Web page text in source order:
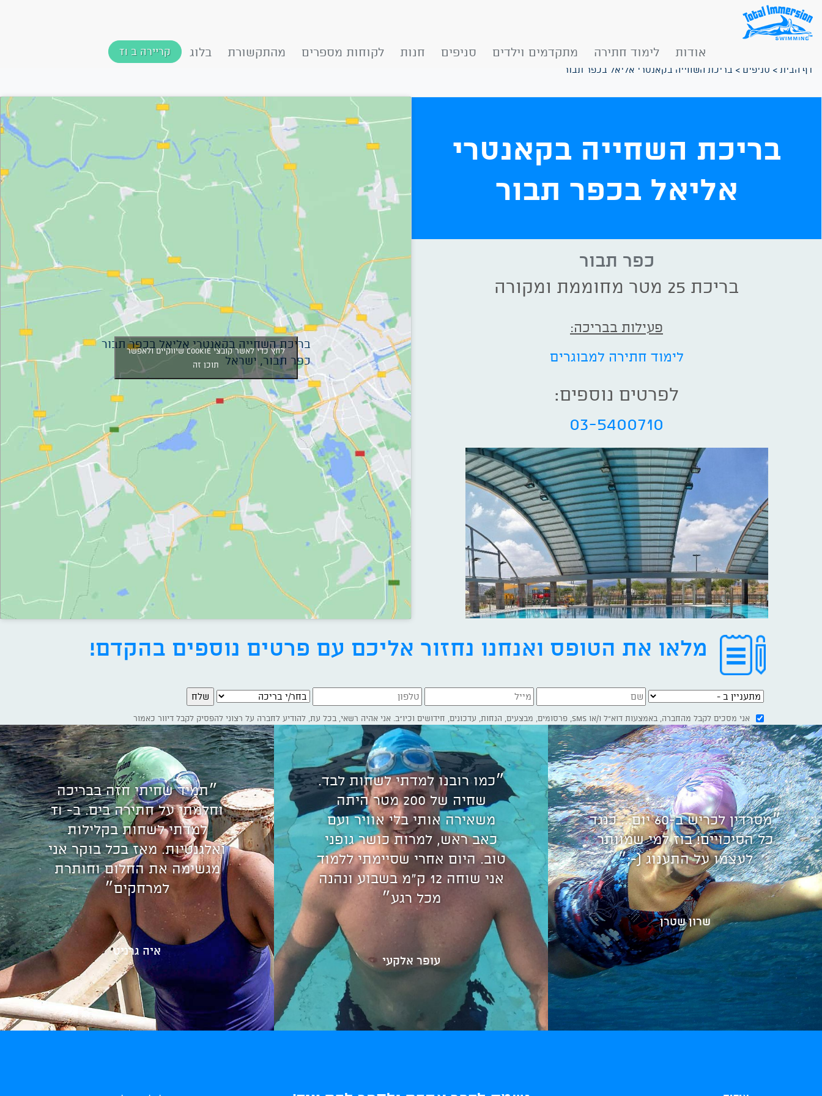
אודות לימוד חתירה מתקדמים וילדים סניפים חנות לקוחות מספרים מהתקשורת בלוג קריירה ב TI
דף הבית > סניפים > בריכת השחייה בקאנטרי אליאל בכפר תבור
בריכת השחייה בקאנטרי
אליאל בכפר תבור
כפר תבור
בריכת 25 מטר מחוממת ומקורה
פעילות בבריכה:
לימוד חתירה למבוגרים
לפרטים נוספים:
03-5400710
נווט באמצעות -
בריכת השחייה בקאנטרי אליאל בכפר תבור
כפר תבור, ישראל
לחץ כדי לאשר קובצי Cookie שיווקיים ולאפשר
תוכן זה
מלאו את הטופס ואנחנו נחזור אליכם עם פרטים נוספים בהקדם!
מתעניין ב - בחר/י בריכה
אני מסכים לקבל מהחברה, באמצעות דוא"ל ו/או SMS, פרסומים, מבצעים, הנחות, עדכונים, חידושים וכיו"ב. אני אהיה רשאי, בכל עת, להודיע לחברה על רצוני להפסיק לקבל דיוור כאמור
״מסרדין לכריש ב-60 יום... כנגד
כל הסיכויים! בוז למי שמוותר
לעצמו על התענוג (-;״
שרון שטרן
״כמו רובנו למדתי לשחות לבד.
שחיה של 200 מטר היתה
משאירה אותי בלי אוויר ועם
כאב ראש, למרות כושר גופני
טוב. היום אחרי שסיימתי ללמוד
אני שוחה 12 ק"מ בשבוע ונהנה
מכל רגע״
עופר אלקעי
״תמיד שחיתי חזה בבריכה
וחלמתי על חתירה בים. ב- TI
למדתי לשחות בקלילות
ואלגנטיות. מאז בכל בוקר אני
מגשימה את החלום וחותרת
למרחקים״
איה גרניט